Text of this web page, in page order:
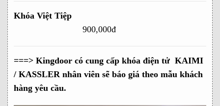
Khóa Việt Tiệp
900,000đ
===> Kingdoor có cung cấp khóa điện tử KAIMI
/ KASSLER nhân viên sẽ báo giá theo mẫu khách
hàng yêu cầu.